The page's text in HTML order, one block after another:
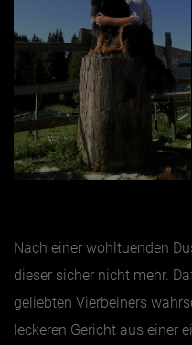
Nach einer wohltuenden
dieser sicher nicht mehr.
geliebten Vierbeiners
leckeren Gericht aus einer